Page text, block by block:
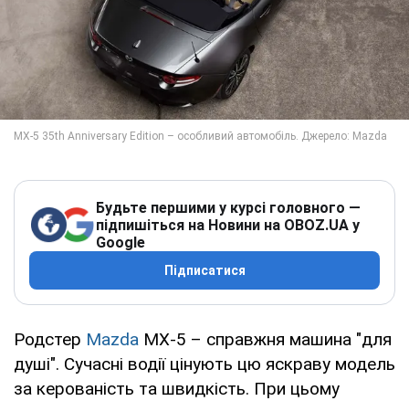
Будьте першими у курсі головного —
підпишіться на Новини на OBOZ.UA у
Google
Підписатися
Родстер Mazda MX-5 – справжня машина "для
душі". Сучасні водії цінують цю яскраву модель
за керованість та швидкість. При цьому